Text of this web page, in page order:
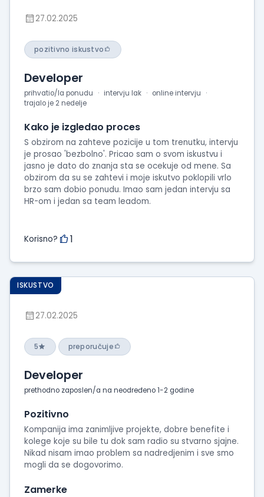
iskustva
radu
utiske
intervjua
27.02.2025
pozitivno iskustvo
Developer
prihvatio/la ponudu intervju lak
online intervju
trajalo je 2 nedelje
Kako je izgledao proces
S obzirom na zahteve pozicije u tom trenutku, intervju
je prosao 'bezbolno'. Pricao sam o svom iskustvu i
jasno je dato do znanja sta se ocekuje od mene. Sa
obzirom da su se zahtevi i moje iskutvo poklopili vrlo
brzo sam dobio ponudu. Imao sam jedan intervju sa
HR-om i jedan sa team leadom.
Korisno? 1
ISKUSTVO
27.02.2025
5 preporučuje
Developer
prethodno zaposlen/a na neodređeno 1-2 godine
Pozitivno
Kompanija ima zanimljive projekte, dobre benefite i
kolege koje su bile tu dok sam radio su stvarno sjajne.
Nikad nisam imao problem sa nadredjenim i sve smo
mogli da se dogovorimo.
Zamerke